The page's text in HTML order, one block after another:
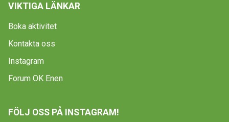
VIKTIGA LÄNKAR
Boka aktivitet
Kontakta oss
Instagram
Forum OK Enen
FÖLJ OSS PÅ INSTAGRAM!